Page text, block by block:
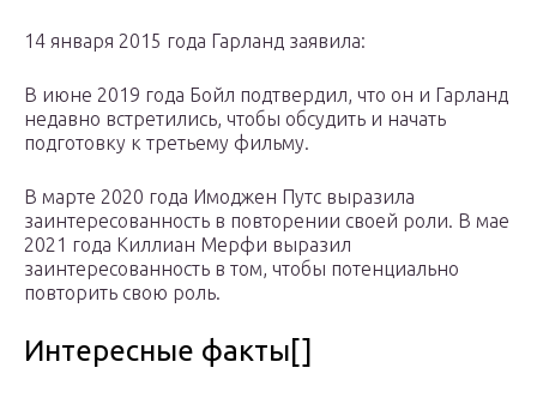
14 января 2015 года Гарланд заявила:
В июне 2019 года Бойл подтвердил, что он и Гарланд
недавно встретились, чтобы обсудить и начать
подготовку к третьему фильму.
В марте 2020 года Имоджен Путс выразила
заинтересованность в повторении своей роли. В мае
2021 года Киллиан Мерфи выразил
заинтересованность в том, чтобы потенциально
повторить свою роль.
Интересные факты[]